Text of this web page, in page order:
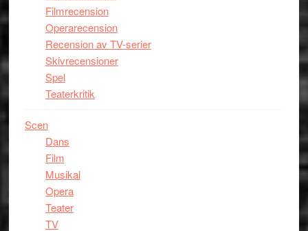
Filmrecension
Operarecension
Recension av TV-serier
Skivrecensioner
Spel
Teaterkritik
Scen
Dans
Film
Musikal
Opera
Teater
TV